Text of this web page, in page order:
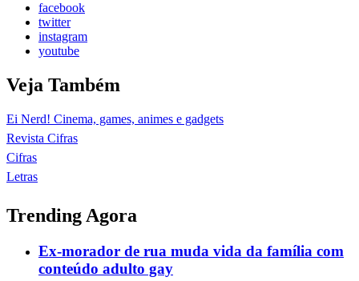
facebook
twitter
instagram
youtube
Veja Também
Ei Nerd! Cinema, games, animes e gadgets
Revista Cifras
Cifras
Letras
Trending Agora
Ex-morador de rua muda vida da família com
conteúdo adulto gay